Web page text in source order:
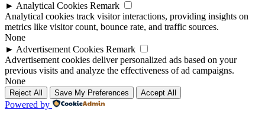
► Analytical Cookies Remark
Analytical cookies track visitor interactions, providing insights on
metrics like visitor count, bounce rate, and traffic sources.
None
► Advertisement Cookies Remark
Advertisement cookies deliver personalized ads based on your
previous visits and analyze the effectiveness of ad campaigns.
None
Reject All Save My Preferences Accept All
Powered by